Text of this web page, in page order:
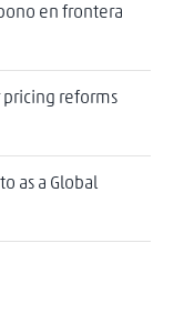
en frontera
reforms
as a Global